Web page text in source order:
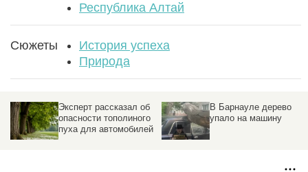
Республика Алтай
Сюжеты
История успеха
Природа
В Барнауле дерево
упало на машину
В Барнауле хотят
вырубить почти 300